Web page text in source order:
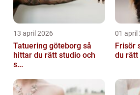
13 april 2026
Tatuering göteborg så
hittar du rätt studio och
s...
01 april
Frisör
du rätt